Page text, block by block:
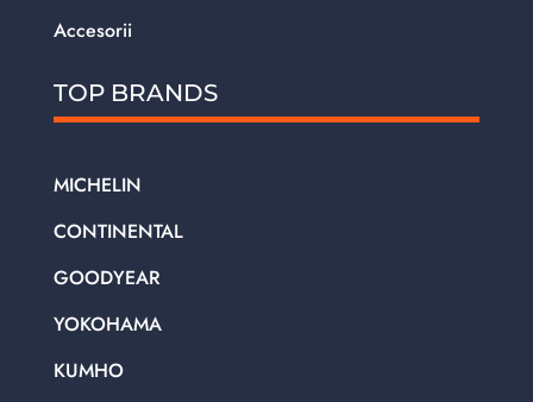
Accesorii
TOP BRANDS
MICHELIN
CONTINENTAL
GOODYEAR
YOKOHAMA
KUMHO